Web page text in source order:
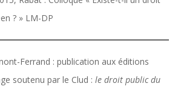
? » LM-DP
Ferrand : publication aux éditions
soutenu par le Clud : le droit public du